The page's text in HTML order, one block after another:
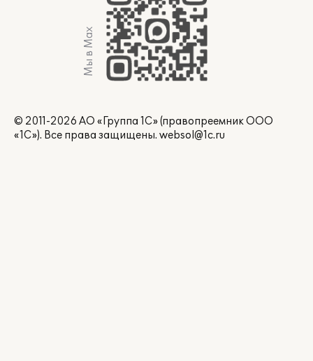
Мы в Max
© 2011-2026 АО «Группа 1С» (правопреемник ООО
«1С»). Все права защищены. websol@1c.ru